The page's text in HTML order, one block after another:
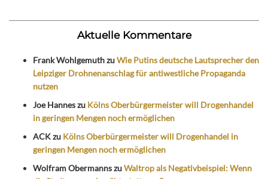
Aktuelle Kommentare
Frank WohlgemuthzuWie Putins deutsche Lautsprecher den
Leipziger Drohnenanschlag für antiwestliche Propaganda
nutzen
Joe Hanneszu Kölns Oberbürgermeister will Drogenhandel
in geringen Mengen noch ermöglichen
ACKzu Kölns Oberbürgermeister will Drogenhandel in
geringen Mengen noch ermöglichen
Wolfram ObermannszuWaltrop als Negativbeispiel: Wenn